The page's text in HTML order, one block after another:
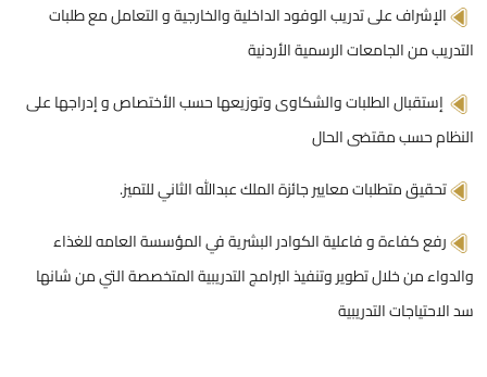
الإشراف على تدريب الوفود الداخلية والخارجية و التعامل مع طلبات
التدريب من الجامعات الرسمية الأردنية
إستقبال الطلبات والشكاوى وتوزيعها حسب الأختصاص و إدراجها على
النظام حسب مقتضى الحال
تحقيق متطلبات معايير جائزة الملك عبدالله الثاني للتميز.
رفع كفاءة و فاعلية الكوادر البشرية في المؤسسة العامه للغذاء
والدواء من خلال تطوير وتنفيذ البرامج التدريبية المتخصصة التي من شانها
سد الاحتياجات التدريبية